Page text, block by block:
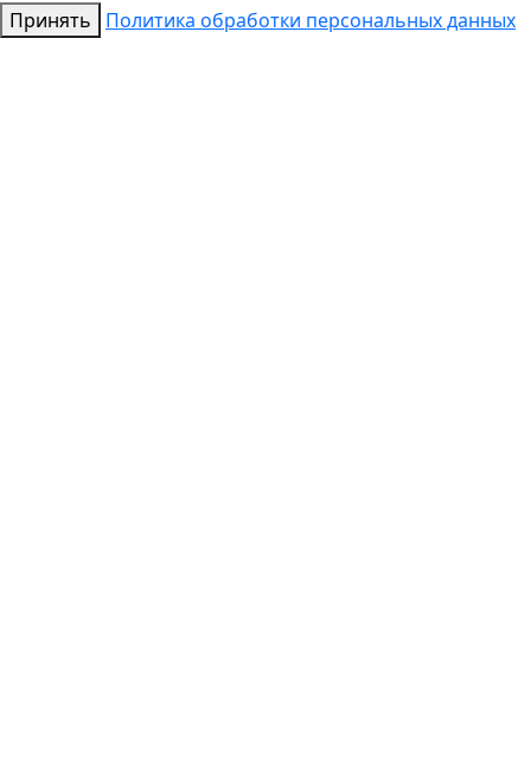
Принять
Политика обработки персональных данных